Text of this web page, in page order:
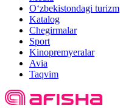
O‘zbekistondagi turizm
Katalog
Chegirmalar
Sport
Kinopremyeralar
Avia
Taqvim